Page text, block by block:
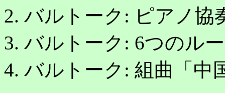
2. バルトーク: ピアノ協
3. バルトーク: 6つのル
4. バルトーク: 組曲「中